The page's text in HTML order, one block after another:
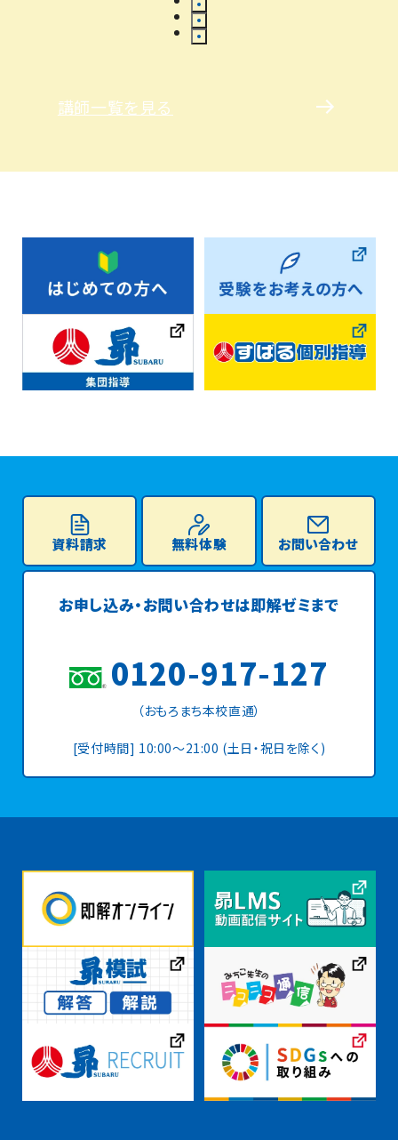
講師一覧を見る
資料請求 無料体験 お問い合わせ
お申し込み・お問い合わせは即解ゼミまで
0120-917-127
（おもろまち本校直通）
[受付時間] 10:00〜21:00 (土日・祝日を除く)